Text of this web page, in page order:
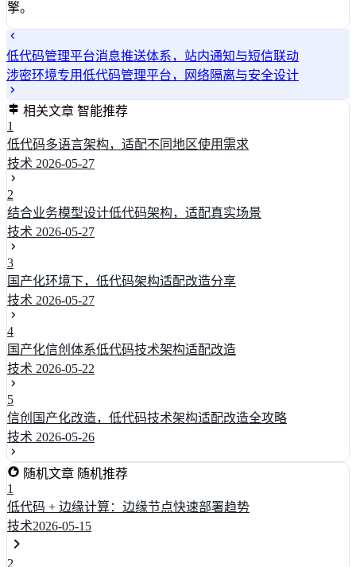
擎。
低代码管理平台消息推送体系，站内通知与短信联动
涉密环境专用低代码管理平台，网络隔离与安全设计
相关文章 智能推荐
1
低代码多语言架构，适配不同地区使用需求
技术 2026-05-27
2
结合业务模型设计低代码架构，适配真实场景
技术 2026-05-27
3
国产化环境下，低代码架构适配改造分享
技术 2026-05-27
4
国产化信创体系低代码技术架构适配改造
技术 2026-05-22
5
信创国产化改造，低代码技术架构适配改造全攻略
技术 2026-05-26
随机文章 随机推荐
1
低代码 + 边缘计算：边缘节点快速部署趋势
技术2026-05-15
2